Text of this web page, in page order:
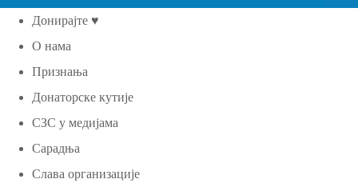
Донирајте ♥
О нама
Признања
Донаторске кутије
СЗС у медијама
Сарадња
Слава организације